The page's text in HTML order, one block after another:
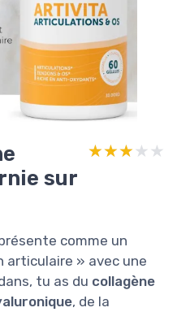
sur
★★★★★
★★★★★
comme un
articulaire » avec une
tu as du collagène
, de la